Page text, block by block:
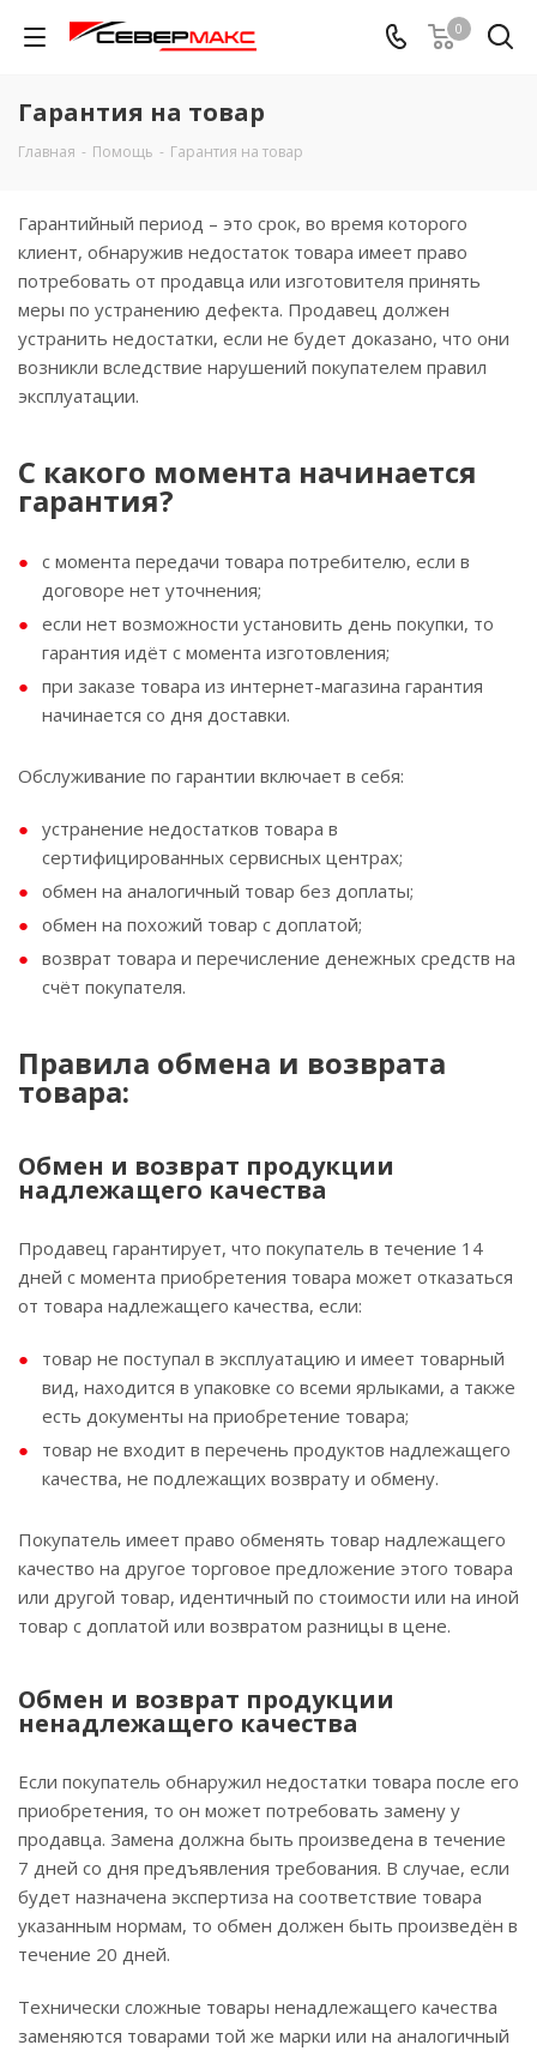
0
Гарантия на товар
Главная - Помощь - Гарантия на товар
Гарантийный период – это срок, во время которого
клиент, обнаружив недостаток товара имеет право
потребовать от продавца или изготовителя принять
меры по устранению дефекта. Продавец должен
устранить недостатки, если не будет доказано, что они
возникли вследствие нарушений покупателем правил
эксплуатации.
С какого момента начинается
гарантия?
с момента передачи товара потребителю, если в
договоре нет уточнения;
если нет возможности установить день покупки, то
гарантия идёт с момента изготовления;
при заказе товара из интернет-магазина гарантия
начинается со дня доставки.
Обслуживание по гарантии включает в себя:
устранение недостатков товара в
сертифицированных сервисных центрах;
обмен на аналогичный товар без доплаты;
обмен на похожий товар с доплатой;
возврат товара и перечисление денежных средств на
счёт покупателя.
Правила обмена и возврата
товара:
Обмен и возврат продукции
надлежащего качества
Продавец гарантирует, что покупатель в течение 14
дней с момента приобретения товара может отказаться
от товара надлежащего качества, если:
товар не поступал в эксплуатацию и имеет товарный
вид, находится в упаковке со всеми ярлыками, а также
есть документы на приобретение товара;
товар не входит в перечень продуктов надлежащего
качества, не подлежащих возврату и обмену.
Покупатель имеет право обменять товар надлежащего
качество на другое торговое предложение этого товара
или другой товар, идентичный по стоимости или на иной
товар с доплатой или возвратом разницы в цене.
Обмен и возврат продукции
ненадлежащего качества
Если покупатель обнаружил недостатки товара после его
приобретения, то он может потребовать замену у
продавца. Замена должна быть произведена в течение
7 дней со дня предъявления требования. В случае, если
будет назначена экспертиза на соответствие товара
указанным нормам, то обмен должен быть произведён в
течение 20 дней.
Технически сложные товары ненадлежащего качества
заменяются товарами той же марки или на аналогичный